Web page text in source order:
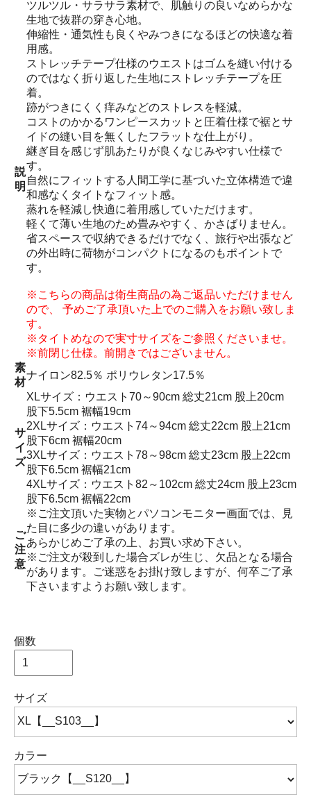
説
明
ツルツル・サラサラ素材で、肌触りの良いなめらかな
生地で抜群の穿き心地。
伸縮性・通気性も良くやみつきになるほどの快適な着
用感。
ストレッチテープ仕様のウエストはゴムを縫い付ける
のではなく折り返した生地にストレッチテープを圧
着。
跡がつきにくく痒みなどのストレスを軽減。
コストのかかるワンピースカットと圧着仕様で裾とサ
イドの縫い目を無くしたフラットな仕上がり。
継ぎ目を感じず肌あたりが良くなじみやすい仕様で
す。
自然にフィットする人間工学に基づいた立体構造で違
和感なくタイトなフィット感。
蒸れを軽減し快適に着用感していただけます。
軽くて薄い生地のため畳みやすく、かさばりません。
省スペースで収納できるだけでなく、旅行や出張など
の外出時に荷物がコンパクトになるのもポイントで
す。
※こちらの商品は衛生商品の為ご返品いただけません
ので、 予めご了承頂いた上でのご購入をお願い致しま
す。
※タイトめなので実寸サイズをご参照くださいませ。
※前閉じ仕様。前開きではございません。
素
材
ナイロン82.5％ ポリウレタン17.5％
サ
イ
ズ
XLサイズ：ウエスト70～90cm 総丈21cm 股上20cm
股下5.5cm 裾幅19cm
2XLサイズ：ウエスト74～94cm 総丈22cm 股上21cm
股下6cm 裾幅20cm
3XLサイズ：ウエスト78～98cm 総丈23cm 股上22cm
股下6.5cm 裾幅21cm
4XLサイズ：ウエスト82～102cm 総丈24cm 股上23cm
股下6.5cm 裾幅22cm
ご
注
意
※ご注文頂いた実物とパソコンモニター画面では、見
た目に多少の違いがあります。
あらかじめご了承の上、お買い求め下さい。
※ご注文が殺到した場合ズレが生じ、欠品となる場合
があります。ご迷惑をお掛け致しますが、何卒ご了承
下さいますようお願い致します。
個数
サイズ
カラー